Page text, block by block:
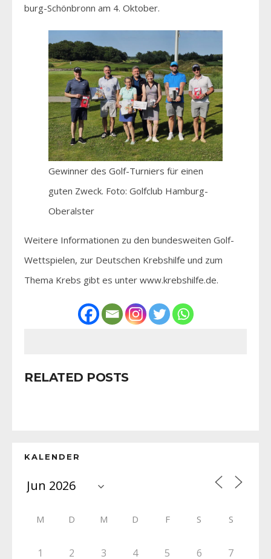
burg-Schönbronn am 4. Oktober.
Gewinner des Golf-Turniers für einen
guten Zweck. Foto: Golfclub Hamburg-
Oberalster
Weitere Informationen zu den bundesweiten Golf-
Wettspielen, zur Deutschen Krebshilfe und zum
Thema Krebs gibt es unter www.krebshilfe.de.
RELATED POSTS
KALENDER
M D M D F S S
1 2 3 4 5 6 7